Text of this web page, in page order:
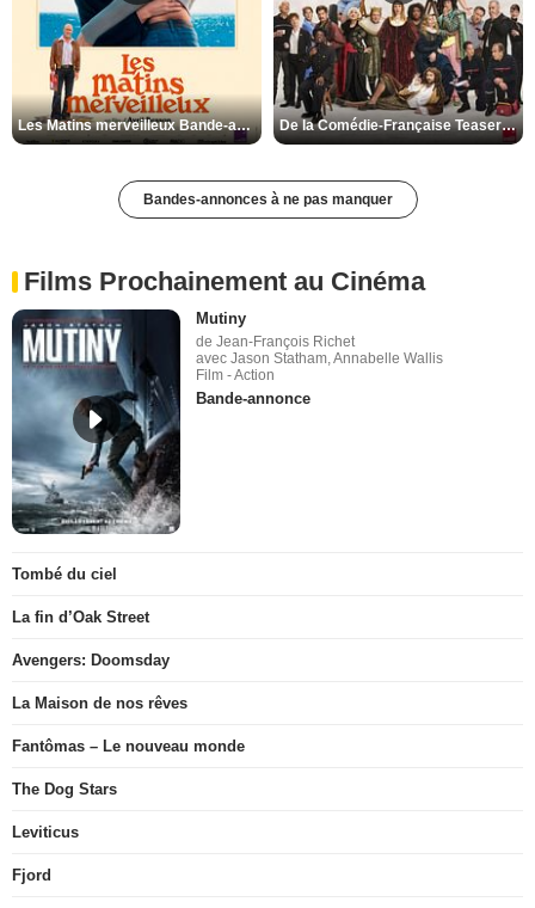
Les Matins merveilleux Bande-annonce VF De la Comédie-Française Teaser VF
Bandes-annonces à ne pas manquer
Films Prochainement au Cinéma
Mutiny
de Jean-François Richet
avec Jason Statham, Annabelle Wallis
Film - Action
Bande-annonce
Tombé du ciel
La fin d’Oak Street
Avengers: Doomsday
La Maison de nos rêves
Fantômas – Le nouveau monde
The Dog Stars
Leviticus
Fjord